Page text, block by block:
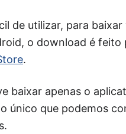
de utilizar, para
o download é feito
.
baixar apenas o
único que podemos